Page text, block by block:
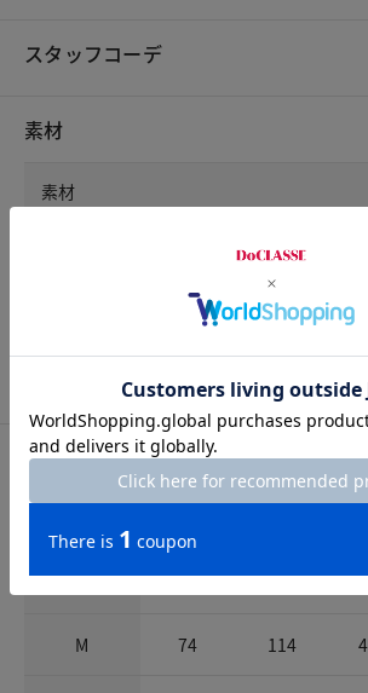
スタッフコーデ
素材
素材
洗濯機可
サイズ詳細 サイズガイドはこ
S 72 110
M 74 114